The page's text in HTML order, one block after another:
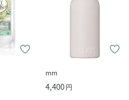
mm
4,400円